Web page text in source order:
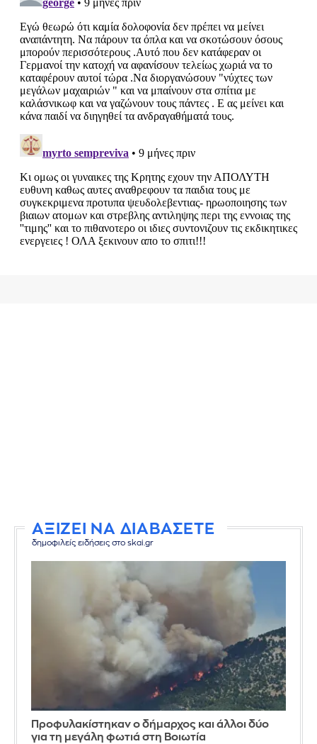
ΑΞΙΖΕΙ ΝΑ ΔΙΑΒΑΣΕΤΕ
δημοφιλείς ειδήσεις στο skai.gr
Προφυλακίστηκαν ο δήμαρχος και άλλοι δύο
για τη μεγάλη φωτιά στη Βοιωτία